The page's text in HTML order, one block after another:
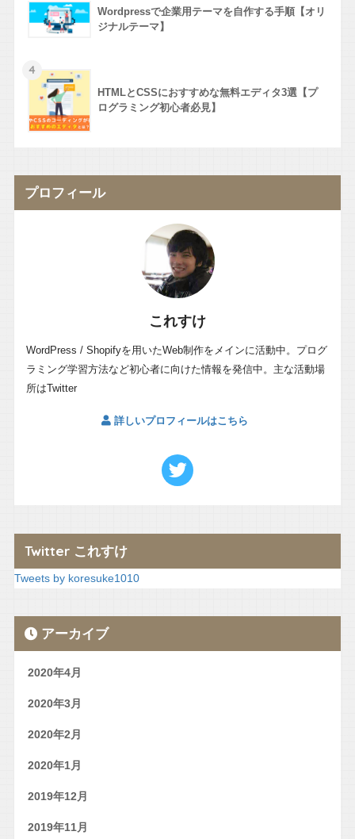
Wordpressで企業用テーマを自作する手順【オリ
ジナルテーマ】
4
HTMLとCSSにおすすめな無料エディタ3選【プ
ログラミング初心者必見】
プロフィール
これすけ
WordPress / Shopifyを用いたWeb制作をメインに活動中。プログ
ラミング学習方法など初心者に向けた情報を発信中。主な活動場
所はTwitter
詳しいプロフィールはこちら
Twitter これすけ
Tweets by koresuke1010
アーカイブ
2020年4月
2020年3月
2020年2月
2020年1月
2019年12月
2019年11月